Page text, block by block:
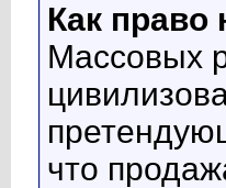
Как
Массовых
что